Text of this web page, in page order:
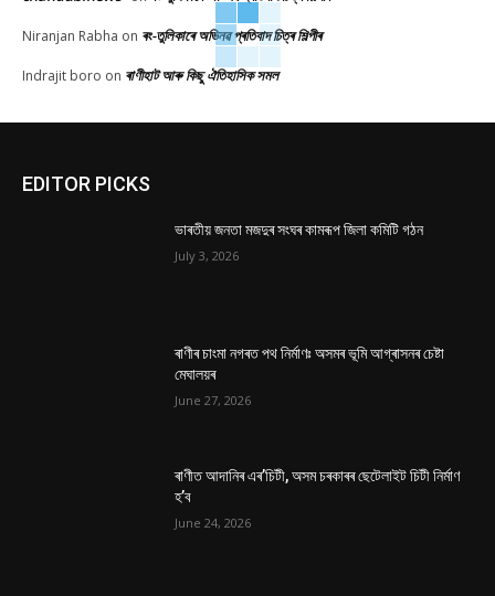
Niranjan Rabha on ৰং-তুলিকাৰে অভিনৱ প্ৰতিবাদ চিত্ৰ শিল্পীৰ
Indrajit boro on ৰাণীহাট আৰু কিছু ঐতিহাসিক সমল
EDITOR PICKS
ভাৰতীয় জনতা মজদুৰ সংঘৰ কামৰূপ জিলা কমিটি গঠন
July 3, 2026
ৰাণীৰ চাংমা নগৰত পথ নিৰ্মাণঃ অসমৰ ভূমি আগ্ৰাসনৰ চেষ্টা
মেঘালয়ৰ
June 27, 2026
ৰাণীত আদানিৰ এৰ’চিটী, অসম চৰকাৰৰ ছেটেলাইট চিটী নিৰ্মাণ
হ’ব
June 24, 2026